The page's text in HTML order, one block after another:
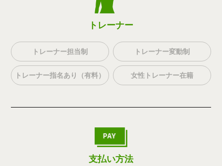
トレーナー
トレーナー担当制 トレーナー変動制
トレーナー指名あり（有料） 女性トレーナー在籍
支払い方法